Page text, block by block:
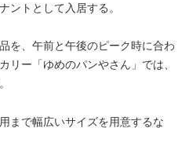
ントとして入居する。
を、午前と午後のピーク時に合わ
リー「ゆめのパンやさん」では、
まで幅広いサイズを用意するな